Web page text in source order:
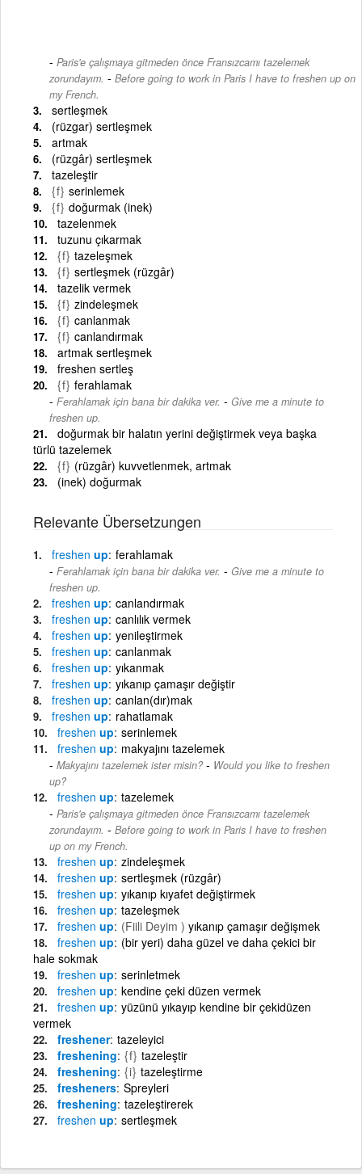
Paris'e çalışmaya gitmeden önce Fransızcamı tazelemek
zorundayım. - Before going to work in Paris I have to freshen up on
my French.
sertleşmek
(rüzgar) sertleşmek
artmak
(rüzgâr) sertleşmek
tazeleştir
{f} serinlemek
{f} doğurmak (inek)
tazelenmek
tuzunu çıkarmak
{f} tazeleşmek
{f} sertleşmek (rüzgâr)
tazelik vermek
{f} zindeleşmek
{f} canlanmak
{f} canlandırmak
artmak sertleşmek
freshen sertleş
{f} ferahlamak
Ferahlamak için bana bir dakika ver. - Give me a minute to
freshen up.
doğurmak bir halatın yerini değiştirmek veya başka
türlü tazelemek
{f} (rüzgâr) kuvvetlenmek, artmak
(inek) doğurmak
Relevante Übersetzungen
freshen up ferahlamak
Ferahlamak için bana bir dakika ver. - Give me a minute to
freshen up.
freshen up canlandırmak
freshen up canlılık vermek
freshen up yenileştirmek
freshen up canlanmak
freshen up yıkanmak
freshen up yıkanıp çamaşır değiştir
freshen up canlan(dır)mak
freshen up rahatlamak
freshen up serinlemek
freshen up makyajını tazelemek
Makyajını tazelemek ister misin? - Would you like to freshen
up?
freshen up tazelemek
Paris'e çalışmaya gitmeden önce Fransızcamı tazelemek
zorundayım. - Before going to work in Paris I have to freshen
up on my French.
freshen up zindeleşmek
freshen up sertleşmek (rüzgâr)
freshen up yıkanıp kıyafet değiştirmek
freshen up tazeleşmek
freshen up (Fiili Deyim ) yıkanıp çamaşır değişmek
freshen up (bir yeri) daha güzel ve daha çekici bir
hale sokmak
freshen up serinletmek
freshen up kendine çeki düzen vermek
freshen up yüzünü yıkayıp kendine bir çekidüzen
vermek
freshener tazeleyici
freshening {f} tazeleştir
freshening {i} tazeleştirme
fresheners Spreyleri
freshening tazeleştirerek
freshen up sertleşmek